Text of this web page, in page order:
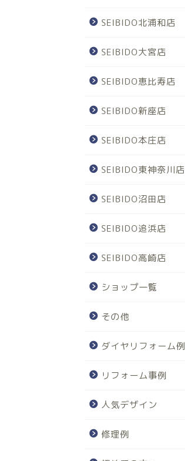
SEIBIDO北浦和店
SEIBIDO大宮店
SEIBIDO恵比寿店
SEIBIDO新座店
SEIBIDO本庄店
SEIBIDO東神奈川店
SEIBIDO沼田店
SEIBIDO追浜店
SEIBIDO高崎店
ショップ一覧
その他
ダイヤリフォーム例
リフォーム事例
人気デザイン
修理例